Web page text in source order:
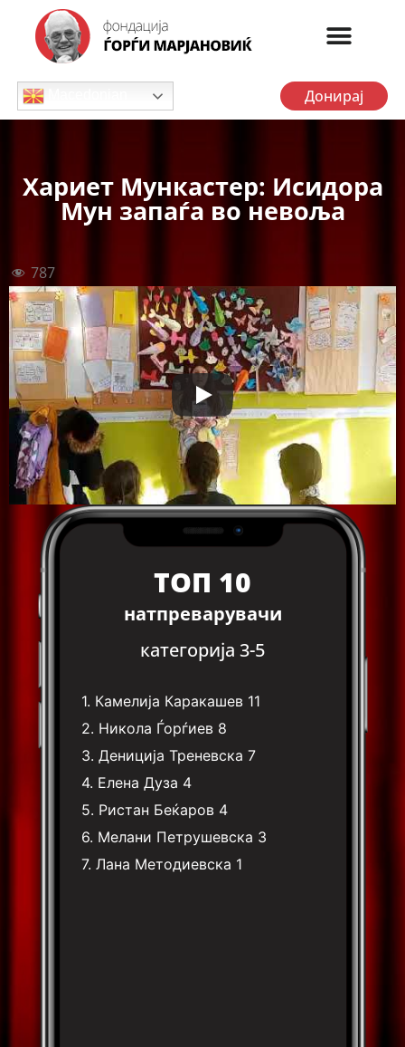
Донирај
Хариет Мункастер: Исидора
Мун запаѓа во невоља
787
ТОП 10
натпреварувачи
категорија 3-5
1. Камелија Каракашев 11
2. Никола Ѓорѓиев 8
3.Дениција Треневска 7
4. Елена Дуза 4
5. Ристан Беќаров 4
6. Мелани Петрушевска 3
7.Лана Методиевска 1